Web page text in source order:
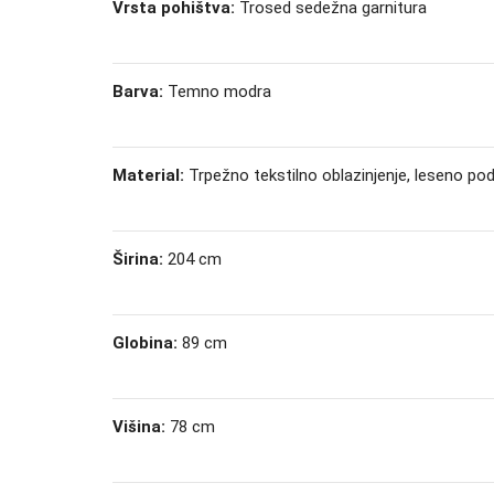
Vrsta pohištva: Trosed sedežna garnitura
Barva: Temno modra
Material: Trpežno tekstilno oblazinjenje, leseno
Širina: 204 cm
Globina: 89 cm
Višina: 78 cm